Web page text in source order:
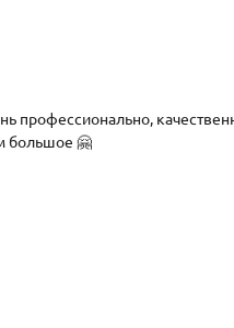
большое 🤗